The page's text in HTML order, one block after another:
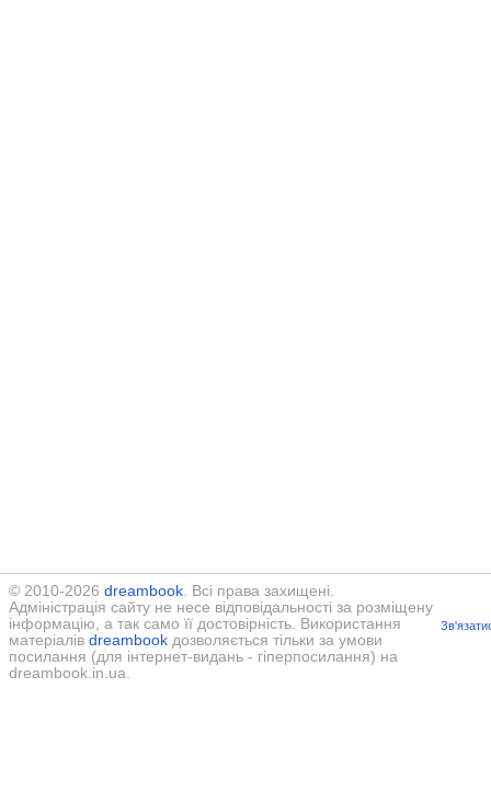
© 2010-2026 dreambook. Всі права захищені.
Адміністрація сайту не несе відповідальності за розміщену
інформацію, а так само її достовірність. Використання
матеріалів dreambook дозволяється тільки за умови
посилання (для інтернет-видань - гіперпосилання) на
dreambook.in.ua.